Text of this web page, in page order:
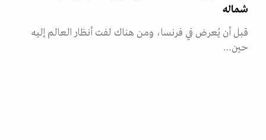
شماله
قبل أن يُعرض في فرنسا، ومن هناك لفت أنظار العالم إليه
حين…